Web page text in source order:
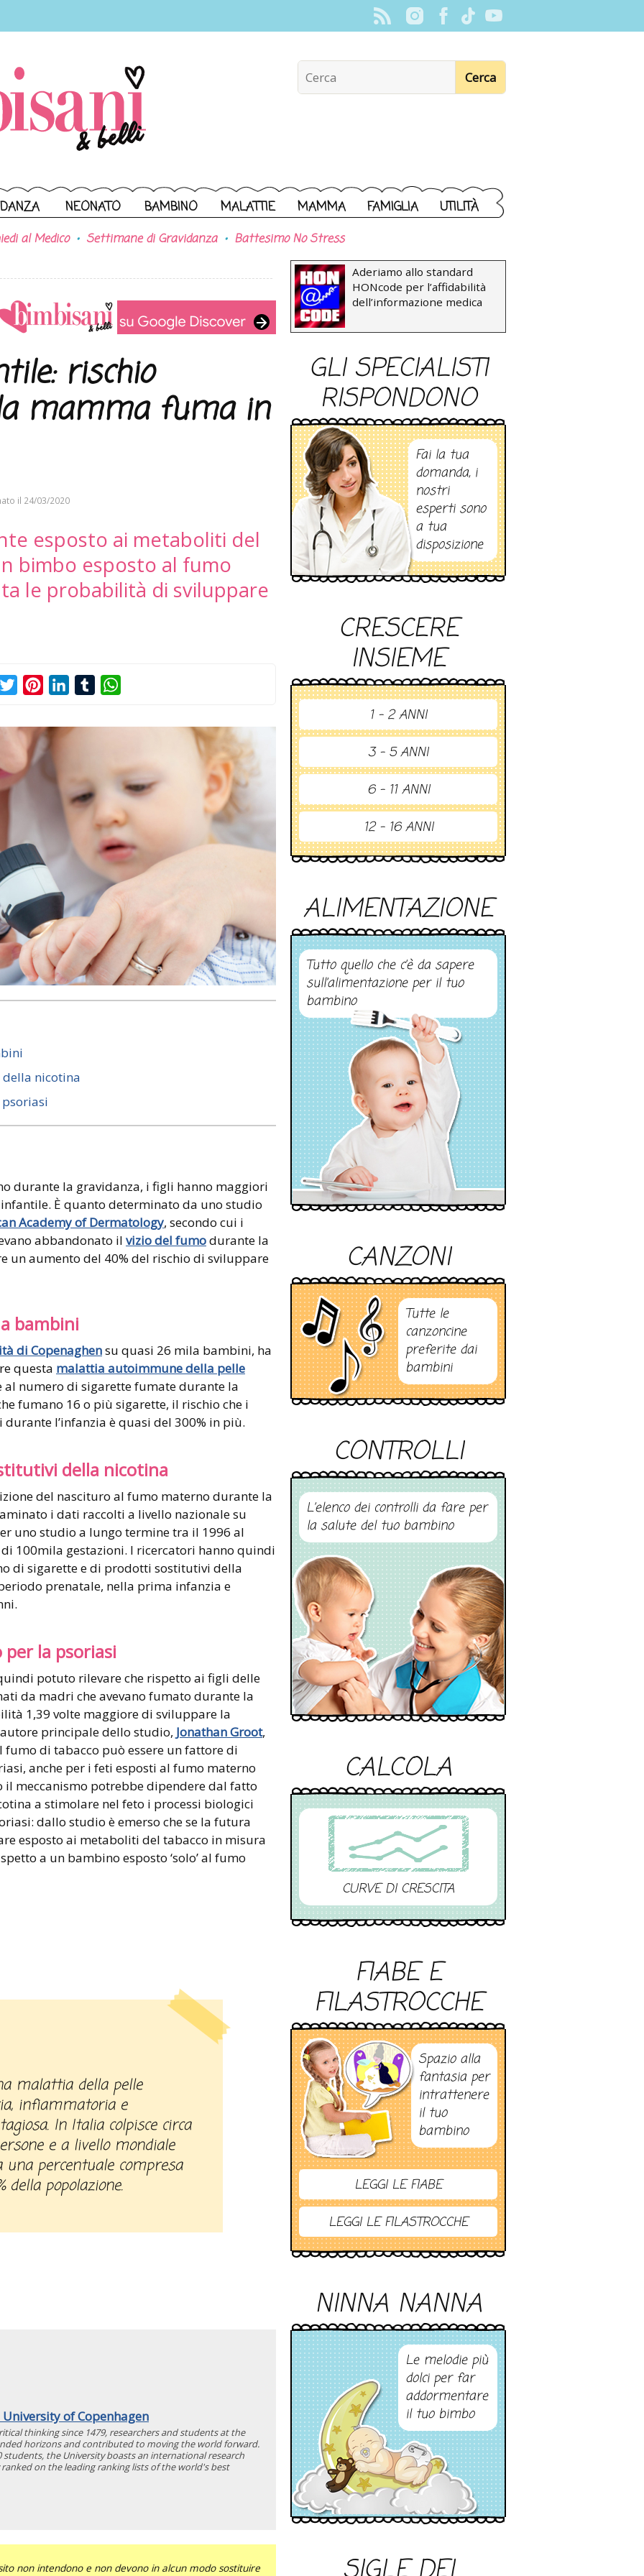
NEONATO BAMBINO MALATTIE MAMMA FAMIGLIA UTILITÀ
al Medico Settimane di Gravidanza Battesimo No Stress
rischio
mamma fuma in
il 24/03/2020
esposto ai metaboliti del
bimbo esposto al fumo
le probabilità di sviluppare
TwitterPinterestLinkedInTumblr
nicotina
durante la gravidanza, i figli hanno maggiori
È quanto determinato da uno studio
Academy of Dermatology, secondo cui i
abbandonato il vizio del fumodurante la
un aumento del 40% del rischio di sviluppare
bambini
di Copenaghensu quasi 26 mila bambini, ha
questa malattia autoimmune della pelle
numero di sigarette fumate durante la
fumano 16 o più sigarette, il rischio che i
l’infanzia è quasi del 300% in più.
della nicotina
del nascituro al fumo materno durante la
i dati raccolti a livello nazionale su
uno studio a lungo termine tra il 1996 al
100mila gestazioni. I ricercatori hanno quindi
di sigarette e di prodotti sostitutivi della
prenatale, nella prima infanzia e
la psoriasi
potuto rilevare che rispetto ai figli delle
da madri che avevano fumato durante la
1,39 volte maggiore di sviluppare la
principale dello studio, Jonathan Groot,
fumo di tabacco può essere un fattore di
anche per i feti esposti al fumo materno
il meccanismo potrebbe dipendere dal fatto
a stimolare nel feto i processi biologici
dallo studio è emerso che se la futura
esposto ai metaboliti del tabacco in misura
a un bambino esposto ‘solo’ al fumo
infiammatoria e
In Italia colpisce circa
e a livello mondiale
percentuale compresa
popolazione.
of Copenhagen
thinking since 1479, researchers and students at the
horizons and contributed to moving the world forward.
students, the University boasts an international research
on the leading ranking lists of the world's best
non intendono e non devono in alcun modo sostituire
Aderiamo allo standard
HONcode per l’affidabilità
dell’informazione medica
GLI SPECIALISTI
RISPONDONO
Fai la tua
domanda, i
nostri
esperti sono
a tua
disposizione
CRESCERE
INSIEME
1 - 2 ANNI
3 - 5 ANNI
6 - 11 ANNI
12 - 16 ANNI
ALIMENTAZIONE
Tutto quello che c’è da sapere
sull’alimentazione per il tuo
bambino
CANZONI
Tutte le
canzoncine
preferite dai
bambini
CONTROLLI
L’elenco dei controlli da fare per
la salute del tuo bambino
CALCOLA
CURVE DI CRESCITA
FIABE E
FILASTROCCHE
Spazio alla
fantasia per
intrattenere
il tuo
bambino
LEGGI LE FIABE
LEGGI LE FILASTROCCHE
NINNA NANNA
Le melodie più
dolci per far
addormentare
il tuo bimbo